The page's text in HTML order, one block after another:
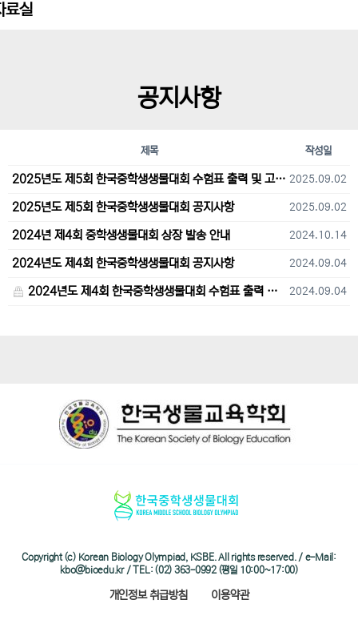
료실
공지사항
제목 작성일
2025년도 제5회 한국중학생생물대회 수험표 출력 및 고사장 오시는 길 안내 2025.09.02
2025년도 제5회 한국중학생생물대회 공지사항 2025.09.02
2024년 제4회 중학생생물대회 상장 발송 안내 2024.10.14
2024년도 제4회 한국중학생생물대회 공지사항 2024.09.04
2024년도 제4회 한국중학생생물대회 수험표 출력 및 고사장 오시는 길 안내 2024.09.04
Copyright (c) Korean Biology Olympiad, KSBE. All rights reserved. / e-Mail:
kbo@bioedu.kr / TEL: (02) 363-0992 (평일 10:00~17:00)
개인정보 취급방침 이용약관